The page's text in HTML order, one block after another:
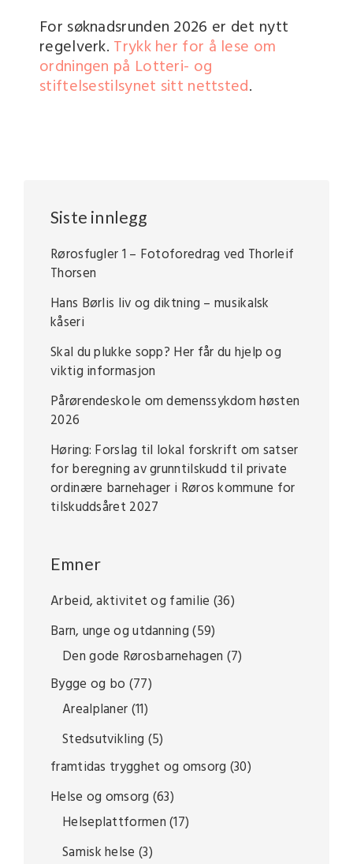
For søknadsrunden 2026 er det nytt
regelverk. Trykk her for å lese om
ordningen på Lotteri- og
stiftelsestilsynet sitt nettsted.
Siste innlegg
Rørosfugler 1 – Fotoforedrag ved Thorleif
Thorsen
Hans Børlis liv og diktning – musikalsk
kåseri
Skal du plukke sopp? Her får du hjelp og
viktig informasjon
Pårørendeskole om demenssykdom høsten
2026
Høring: Forslag til lokal forskrift om satser
for beregning av grunntilskudd til private
ordinære barnehager i Røros kommune for
tilskuddsåret 2027
Emner
Arbeid, aktivitet og familie (36)
Barn, unge og utdanning(59)
Den gode Rørosbarnehagen (7)
Bygge og bo (77)
Arealplaner(11)
Stedsutvikling (5)
framtidas trygghet og omsorg (30)
Helse og omsorg (63)
Helseplattformen(17)
Samisk helse (3)